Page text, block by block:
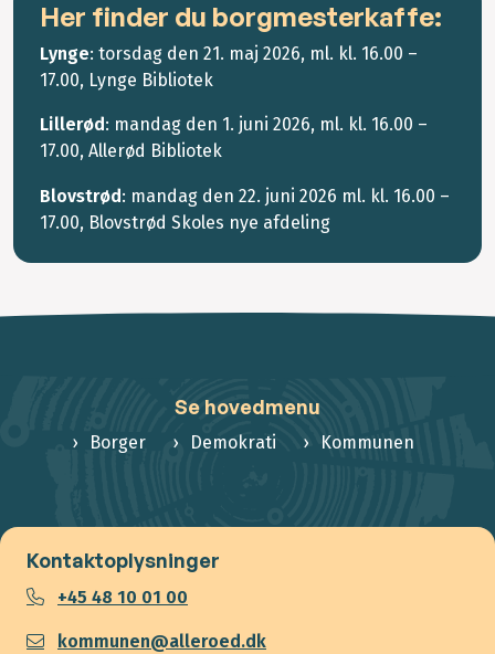
Her finder du borgmesterkaffe:
Lynge: torsdag den 21. maj 2026, ml. kl. 16.00 –
17.00, Lynge Bibliotek
Lillerød : mandag den 1. juni 2026, ml. kl. 16.00 –
17.00, Allerød Bibliotek
Blovstrød : mandag den 22. juni 2026 ml. kl. 16.00 –
17.00, Blovstrød Skoles nye afdeling
Se hovedmenu
Borger Demokrati Kommunen
Kontaktoplysninger
+45 48 10 01 00
kommunen@alleroed.dk